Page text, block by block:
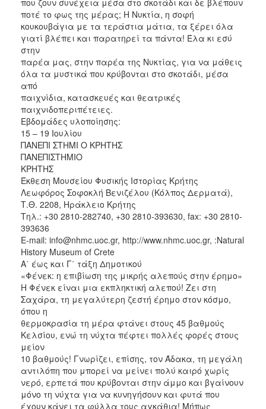
ποτέ το φως της μέρας; Η Νυκτία, η σοφή
κουκουβάγια με τα τεράστια μάτια, τα ξέρει όλα
γιατί βλέπει και παρατηρεί τα πάντα! Έλα κι εσύ
στην
παρέα μας, στην παρέα της Νυκτίας, για να μάθεις
όλα τα μυστικά που κρύβονται στο σκοτάδι, μέσα
από
παιχνίδια, κατασκευές και θεατρικές
παιχνιδοπεριπέτειες.
Εβδομάδες υλοποίησης:
15 – 19 Ιουλίου
ΠΑΝΕΠΙ ΣΤΗΜΙ Ο ΚΡΗΤΗΣ
ΠΑΝΕΠΙΣΤΗΜΙΟ
ΚΡΗΤΗΣ
Έκθεση Μουσείου Φυσικής Ιστορίας Κρήτης
Λεωφόρος Σοφοκλή Βενιζέλου (Κόλπος Δερματά),
Τ.Θ. 2208, Ηράκλειο Κρήτης
Τηλ.: +30 2810-282740, +30 2810-393630, fax: +30 2810-
393636
Ε-mail: info@nhmc.uoc.gr, http://www.nhmc.uoc.gr, :Natural
History Museum of Crete
A΄ έως και Γ΄ τάξη Δημοτικού
«Φένεκ: η επιβίωση της μικρής αλεπούς στην έρημο»
Η Φένεκ είναι μια εκπληκτική αλεπού! Ζει στη
Σαχάρα, τη μεγαλύτερη ζεστή έρημο στον κόσμο,
όπου η
θερμοκρασία τη μέρα φτάνει στους 45 βαθμούς
Κελσίου, ενώ τη νύχτα πέφτει πολλές φορές στους
μείον
10 βαθμούς! Γνωρίζει, επίσης, τον Άδακα, τη μεγάλη
αντιλόπη που μπορεί να μείνει πολύ καιρό χωρίς
νερό, ερπετά που κρύβονται στην άμμο και βγαίνουν
μόνο τη νύχτα για να κυνηγήσουν και φυτά που
έχουν κάνει τα φύλλα τους αγκάθια! Μήπως